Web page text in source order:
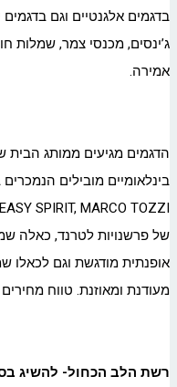
בדגמים אלגנטיים וגם
ג’ינסים, מכנסי צמר, שמלות
אמירה.
הדגמים מגיעים ממותג
של פרשנויות לטרנד, כאלה
אופנתית מודגשת וגם לכאלו
מעודנת ומאוזנת. טווח מחירים לפני הנחה:
רשת הלב הכחול- להשיג